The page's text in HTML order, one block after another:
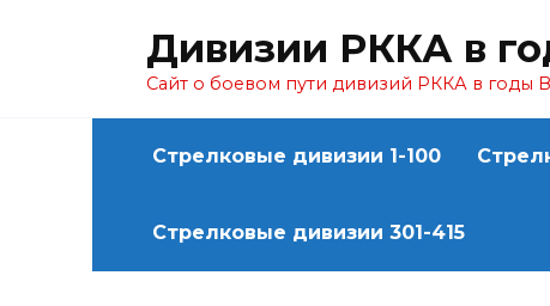
Дивизии РККА в
Сайт о боевом пути дивизий РККА в годы
Стрелковые дивизии 1-100
Стрелковые дивизии 301-415